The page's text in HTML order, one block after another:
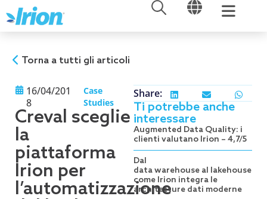
al
contenuto
APRI APRI
Torna a tutti gli articoli
16/04/201
8
Case
Studies
Creval sceglie
la
piattaforma
Irion per
l’automatizzazione
Share:
Ti potrebbe anche
interessare
Augmented Data Quality: i
clienti valutano Irion – 4,7/5
Dal
data warehouse al lakehouse:
come Irion integra le
architetture dati moderne